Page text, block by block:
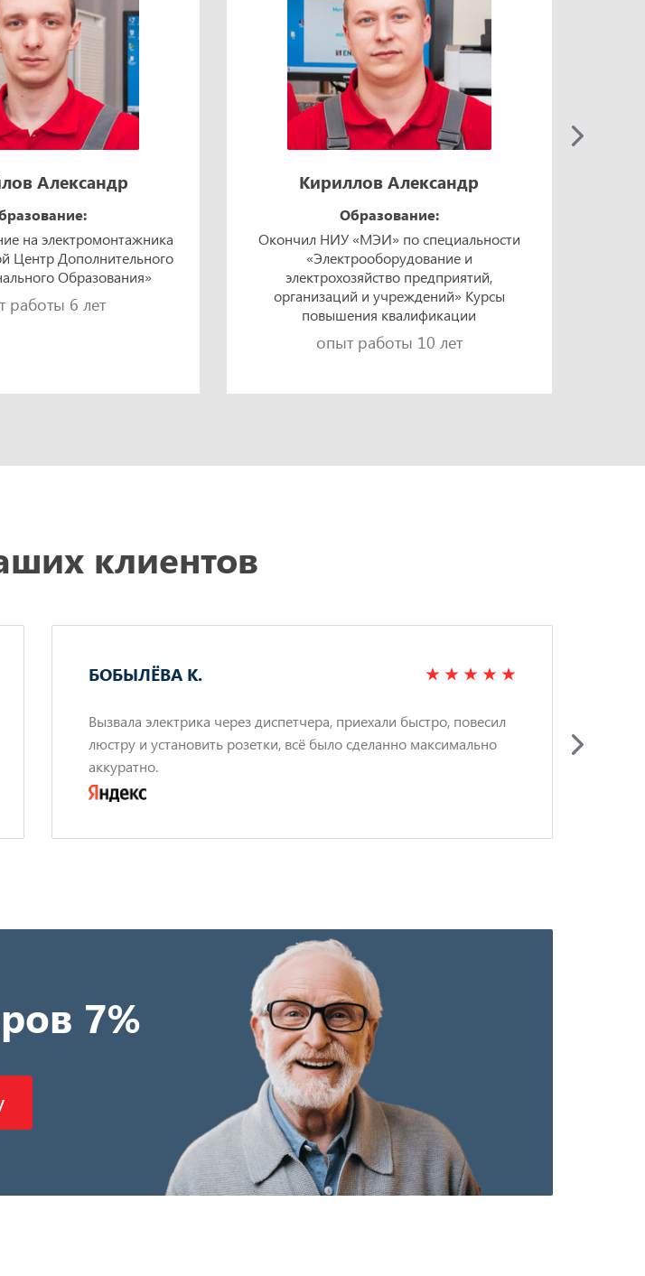
Александр
на электромонтажника
Центр Дополнительного
Образования»
работы 6 лет
Кириллов Александр
Образование:
Окончил НИУ «МЭИ» по специальности
«Электрооборудование и
электрохозяйство предприятий,
организаций и учреждений» Курсы
повышения квалификации
опыт работы 10 лет
клиентов
БОБЫЛЁВА К.
Вызвала электрика через диспетчера, приехали быстро, повесил
люстру и установить розетки, всё было сделанно максимально
аккуратно.
7%